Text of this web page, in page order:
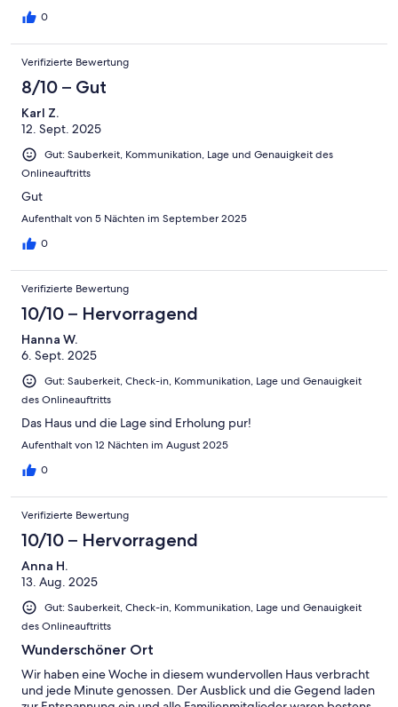
0
Verifizierte Bewertung
8/10 – Gut
Karl Z.
12. Sept. 2025
Gut: Sauberkeit, Kommunikation, Lage und Genauigkeit des
Onlineauftritts
Gut
Aufenthalt von 5 Nächten im September 2025
0
Verifizierte Bewertung
10/10 – Hervorragend
Hanna W.
6. Sept. 2025
Gut: Sauberkeit, Check-in, Kommunikation, Lage und Genauigkeit
des Onlineauftritts
Das Haus und die Lage sind Erholung pur!
Aufenthalt von 12 Nächten im August 2025
0
Verifizierte Bewertung
10/10 – Hervorragend
Anna H.
13. Aug. 2025
Gut: Sauberkeit, Check-in, Kommunikation, Lage und Genauigkeit
des Onlineauftritts
Wunderschöner Ort
Wir haben eine Woche in diesem wundervollen Haus verbracht
und jede Minute genossen. Der Ausblick und die Gegend laden